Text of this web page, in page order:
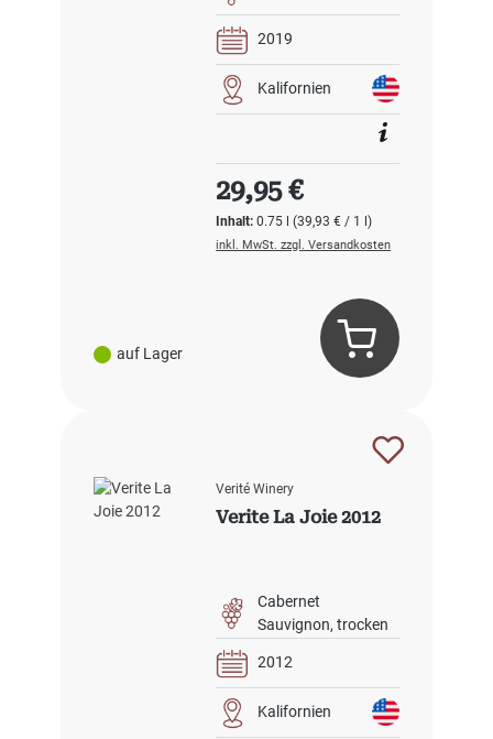
auf Lager
2019
Kalifornien
Inhalt:0.75 l(39,93 € / 1 l)
Regulärer Preis:
29,95 €
inkl. MwSt. zzgl. Versandkosten
Verité Winery
Verite La Joie 2012
Cabernet
Sauvignon trocken
2012
Kalifornien